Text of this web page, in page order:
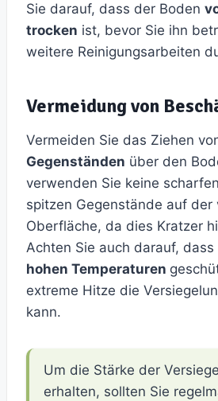
Sie darauf, dass der Boden
trocken ist, bevor Sie ihn
weitere Reinigungsarbeiten
Vermeidung von
Vermeiden Sie das Ziehen
Gegenständen über den
verwenden Sie keine
spitzen Gegenstände auf der
Oberfläche, da dies Kratzer
Achten Sie auch darauf,
hohen Temperaturen
extreme Hitze die
kann.
Um die Stärke der
erhalten, sollten Sie